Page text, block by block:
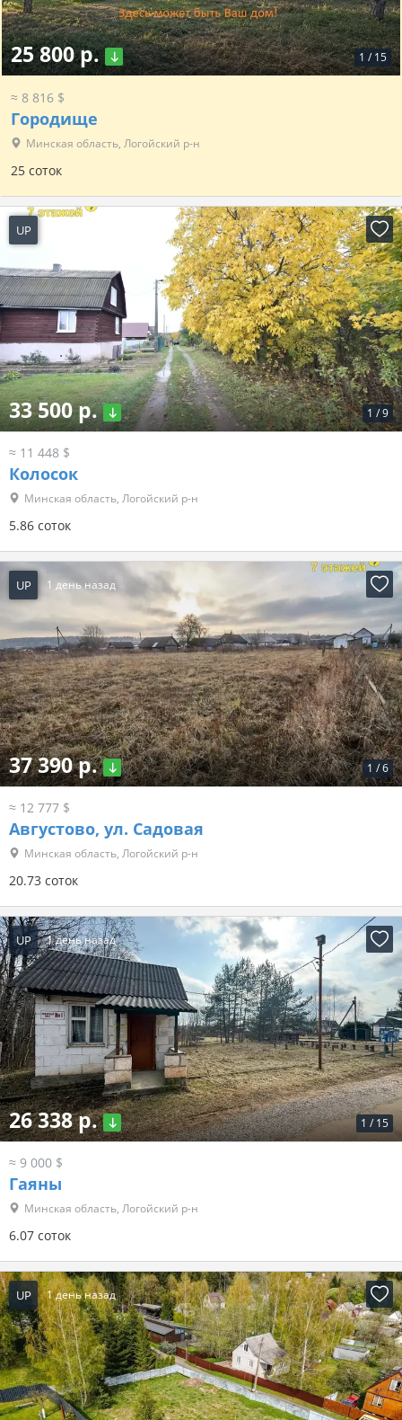
1 / 15
25 800 р.
≈ 8 816 $
Городище
Минская область, Логойский р-н
25 соток
UP
1 /9
33 500 р.
≈ 11 448 $
Колосок
Минская область, Логойский р-н
5.86 соток
UP 1 день назад
1 /6
37 390 р.
≈ 12 777 $
Августово, ул. Садовая
Минская область, Логойский р-н
20.73 соток
UP 1 день назад
1 / 15
26 338 р.
≈ 9 000 $
Гаяны
Минская область, Логойский р-н
6.07 соток
UP 1 день назад